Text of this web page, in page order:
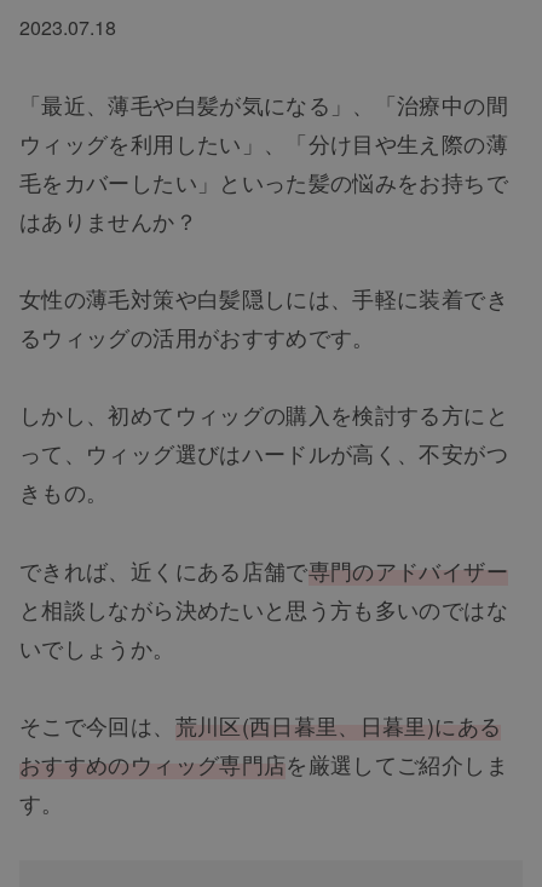
2023.07.18
「最近、薄毛や白髪が気になる」、「治療中の間
ウィッグを利用したい」、「分け目や生え際の薄
毛をカバーしたい」といった髪の悩みをお持ちで
はありませんか？
女性の薄毛対策や白髪隠しには、手軽に装着でき
るウィッグの活用がおすすめです。
しかし、初めてウィッグの購入を検討する方にと
って、ウィッグ選びはハードルが高く、不安がつ
きもの。
できれば、近くにある店舗で専門のアドバイザー
と相談しながら決めたいと思う方も多いのではな
いでしょうか。
そこで今回は、 荒川区(西日暮里、日暮里)にある
おすすめのウィッグ専門店を厳選してご紹介しま
す。